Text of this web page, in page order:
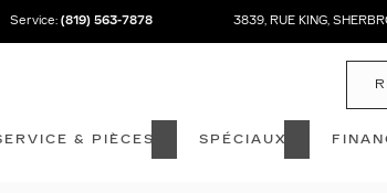
Service: (819) 563-7878 3839, RUE KING,
& PIÈCES SPÉCIAUX